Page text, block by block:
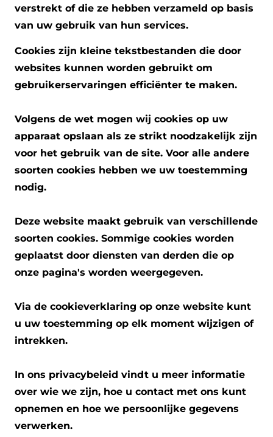
verstrekt of die ze hebben verzameld op basis
van uw gebruik van hun services.
Cookies zijn kleine tekstbestanden die door
websites kunnen worden gebruikt om
gebruikerservaringen efficiënter te maken.
Volgens de wet mogen wij cookies op uw
apparaat opslaan als ze strikt noodzakelijk zijn
voor het gebruik van de site. Voor alle andere
soorten cookies hebben we uw toestemming
nodig.
Deze website maakt gebruik van verschillende
soorten cookies. Sommige cookies worden
geplaatst door diensten van derden die op
onze pagina's worden weergegeven.
Via de cookieverklaring op onze website kunt
u uw toestemming op elk moment wijzigen of
intrekken.
In ons privacybeleid vindt u meer informatie
over wie we zijn, hoe u contact met ons kunt
opnemen en hoe we persoonlijke gegevens
verwerken.